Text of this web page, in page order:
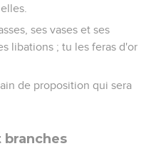
ses vases et ses
libations ; tu les feras d'or
de proposition qui sera
branches